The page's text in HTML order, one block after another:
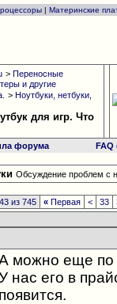
| Материнские
> Переносные
и другие
> Ноутбуки, нетбуки,
для игр. Что
форума
Обсуждение проблем с
из 745 « Первая < 33
можно еще по
нас его в
появится.